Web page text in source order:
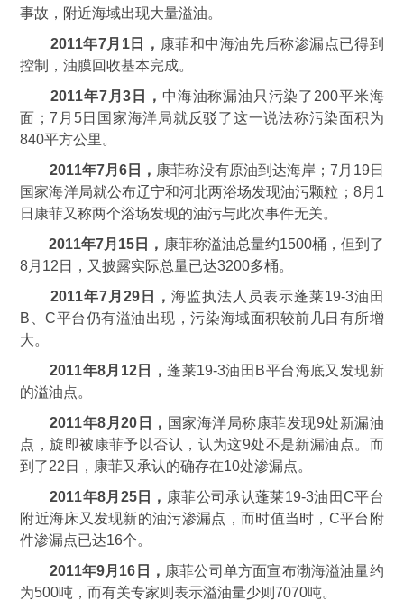
事故，附近海域出现大量溢油。
2011年7月1日， 康菲和中海油先后称渗漏点已得到
控制，油膜回收基本完成。
2011年7月3日， 中海油称漏油只污染了200平米海
面；7月5日国家海洋局就反驳了这一说法称污染面积为
840平方公里。
2011年7月6日， 康菲称没有原油到达海岸；7月19日
国家海洋局就公布辽宁和河北两浴场发现油污颗粒；8月1
日康菲又称两个浴场发现的油污与此次事件无关。
2011年7月15日， 康菲称溢油总量约1500桶，但到了
8月12日，又披露实际总量已达3200多桶。
2011年7月29日，海监执法人员表示蓬莱19-3油田
B、C平台仍有溢油出现，污染海域面积较前几日有所增
大。
2011年8月12日，蓬莱19-3油田B平台海底又发现新
的溢油点。
2011年8月20日， 国家海洋局称康菲发现9处新漏油
点，旋即被康菲予以否认，认为这9处不是新漏油点。而
到了22日，康菲又承认的确存在10处渗漏点。
2011年8月25日， 康菲公司承认蓬莱19-3油田C平台
附近海床又发现新的油污渗漏点，而时值当时，C平台附
件渗漏点已达16个。
2011年9月16日， 康菲公司单方面宣布渤海溢油量约
为500吨，而有关专家则表示溢油量少则7070吨。